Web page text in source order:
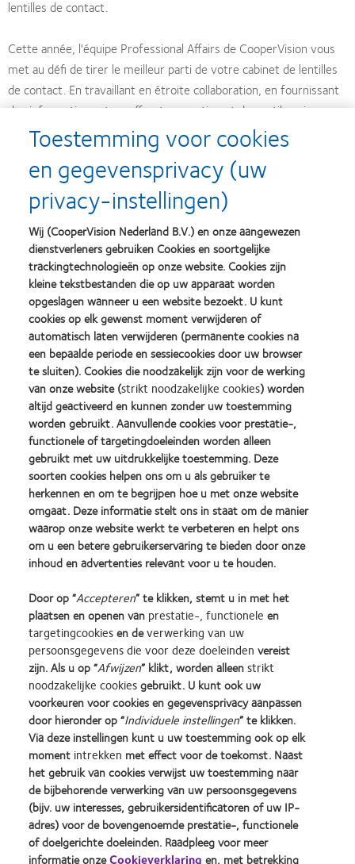
lentilles de contact.
Cette année, l'équipe Professional Affairs de CooperVision vous
met au défi de tirer le meilleur parti de votre cabinet de lentilles
de contact. En travaillant en étroite collaboration, en fournissant
des informations et en offrant un soutien et des outils qui
peuvent être utilisés directement en pratique dans le but
d'augmenter le succès de votre cabinet de lentilles de contact.
Merel Kanters, Msc, BOptom, FBCLA
Professional Affairs Supervisor Benelux
More Blog Posts
Related posts
Prendre le temps de s’habituer
Learn
more
about
Silmo
d’Or
best
product
award
met
Learn
more
about
Contact
Lens
Product
the
Year
Learn
more
about
2012
&
2010
Best
Companies
for
Learn
more
about
2011
Best
Factory
Awards
(2011)
Learn
more
about
ODMA
2011
(2011)
Learn
more
about
2012
REBRAND
100®
Global
Award
(2012)
Practitioner Home
Contact
Servicevoorwaarden
Cookie beleid
Privacybeleid
Site voor consumenten
Toestemmingsvoorkeuren
beheren
Toestemming voor cookies
en gegevensprivacy (uw
privacy-instellingen)
Wij (CooperVision Nederland B.V.) en onze aangewezen
dienstverleners gebruiken Cookies en soortgelijke
trackingtechnologieën op onze website. Cookies zijn
kleine tekstbestanden die op uw apparaat worden
opgeslagen wanneer u een website bezoekt. U kunt
cookies op elk gewenst moment verwijderen of
automatisch laten verwijderen (permanente cookies na
een bepaalde periode en sessiecookies door uw browser
te sluiten). Cookies die noodzakelijk zijn voor de werking
van onze website (strikt noodzakelijke cookies) worden
altijd geactiveerd en kunnen zonder uw toestemming
worden gebruikt. Aanvullende cookies voor prestatie-,
functionele of targetingdoeleinden worden alleen
gebruikt met uw uitdrukkelijke toestemming. Deze
soorten cookies helpen ons om u als gebruiker te
herkennen en om te begrijpen hoe u met onze website
omgaat. Deze informatie stelt ons in staat om de manier
waarop onze website werkt te verbeteren en helpt ons
om u een betere gebruikerservaring te bieden door onze
inhoud en advertenties relevant voor u te houden.
Door op “Accepteren” te klikken, stemt u in met het
plaatsen en openen van prestatie-, functionele en
targetingcookiesen deverwerking van uw
persoonsgegevens die voor deze doeleinden vereist
zijn. Als u op “Afwijzen” klikt, worden alleenstrikt
noodzakelijke cookiesgebruikt. U kunt ook uw
voorkeuren voor cookies en gegevensprivacy aanpassen
door hieronder op “Individuele instellingen” te klikken.
Via deze instellingen kunt u uw toestemming ook op elk
moment intrekken met effect voor de toekomst. Naast
het gebruik van cookies verwijst uw toestemming naar
de bijbehorende verwerking van uw persoonsgegevens
(bijv. uw interesses, gebruikersidentificatoren of uw IP-
adres) voor de bovengenoemde prestatie-, functionele
of doelgerichte doeleinden. Raadpleeg voor meer
informatie onzeCookieverklaring en, met betrekking